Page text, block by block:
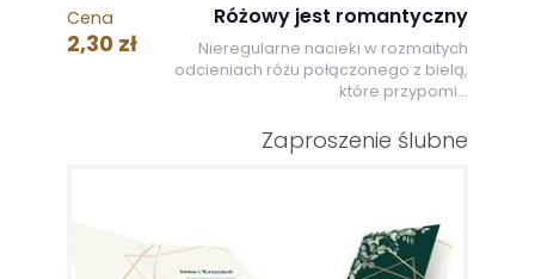
Cena
2,30 zł
Różowy jest romantyczny
Nieregularne nacieki w rozmaitych
odcieniach różu połączonego z bielą,
które przypomi...
Zaproszenie ślubne